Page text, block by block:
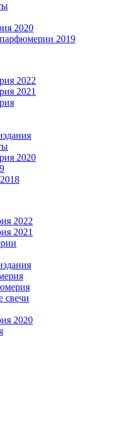
2020
2019
2022
2021
2020
2022
2021
свечи
2020